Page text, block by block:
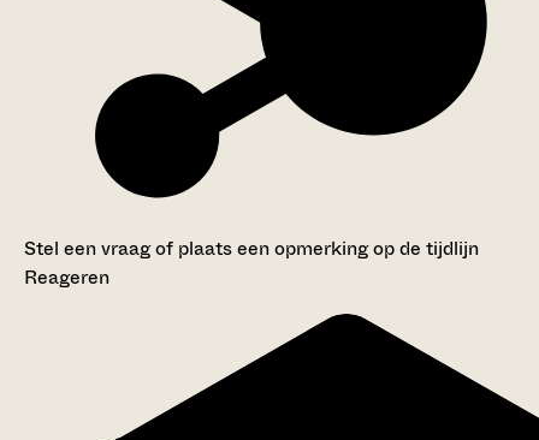
Stel een vraag of plaats een opmerking op de tijdlijn
Reageren